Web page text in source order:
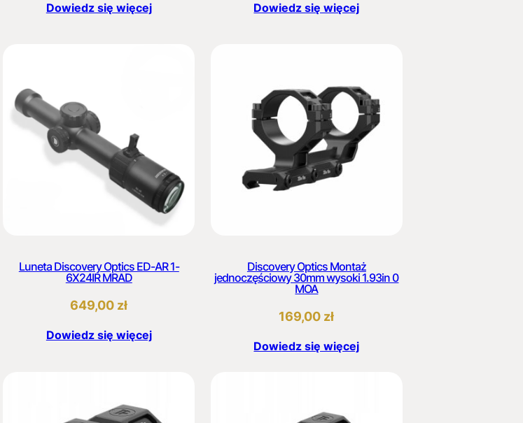
Dowiedz się więcej Dowiedz się więcej
Luneta Discovery Optics ED-AR 1-
6X24IR MRAD
649,00 zł
Dowiedz się więcej
Discovery Optics Montaż
jednoczęściowy 30mm wysoki 1.93in 0
MOA
169,00 zł
Dowiedz się więcej